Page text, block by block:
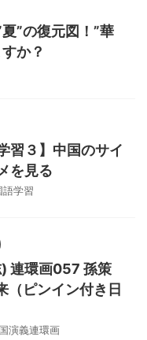
”の復元図！”華
か？
習３】中国のサイ
を見る
語学習
連環画057 孫策
（ピンイン付き日
演義連環画